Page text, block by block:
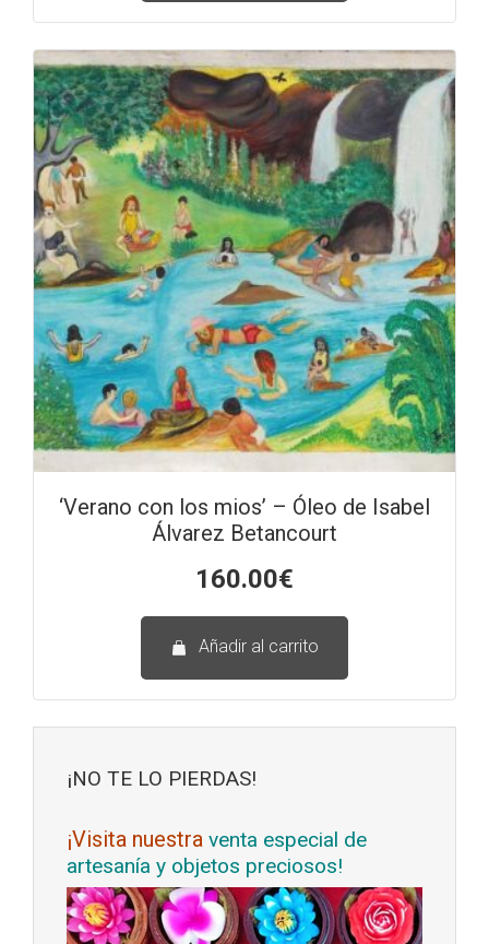
‘Verano con los mios’ – Óleo de Isabel
Álvarez Betancourt
160.00€
Añadir al carrito
¡NO TE LO PIERDAS!
¡Visita nuestra venta especial de
artesanía y objetos preciosos!